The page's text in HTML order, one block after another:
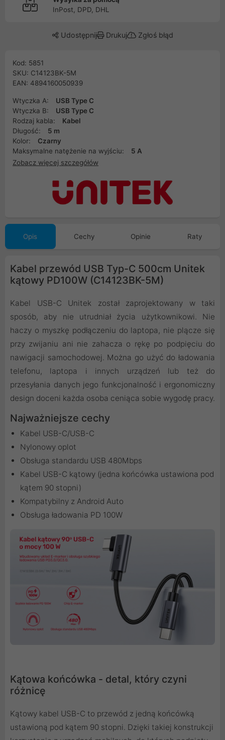
InPost, DPD, DHL
Udostępnij Drukuj Zgłoś błąd
Kod: 5851
SKU: C14123BK-5M
EAN: 4894160050939
Wtyczka A:
USB Type C
Wtyczka B:
USB Type C
Rodzaj kabla:
Kabel
Długość:
5 m
Kolor:
Czarny
Maksymalne natężenie na wyjściu:
5 A
Zobacz więcej szczegółów
Opis Cechy Opinie Raty
Kabel przewód USB Typ-C 500cm Unitek
kątowy PD100W (C14123BK-5M)
Kabel USB-C Unitek został zaprojektowany w taki
sposób, aby nie utrudniał życia użytkownikowi. Nie
haczy o myszkę podłączeniu do laptopa, nie plącze się
przy zwijaniu ani nie zahacza o rękę po podpięciu do
nawigacji samochodowej. Można go użyć do ładowania
telefonu, laptopa i innych urządzeń lub też do
przesyłania danych jego funkcjonalność i ergonomiczny
design doceni każda osoba ceniąca sobie wygodę pracy.
Najważniejsze cechy
Kabel USB-C/USB-C
Nylonowy oplot
Obsługa standardu USB 480Mbps
Kabel USB-C kątowy (jedna końcówka ustawiona pod
kątem 90 stopni)
Kompatybilny z Android Auto
Obsługa ładowania PD 100W
Kątowa końcówka - detal, który czyni
różnicę
Kątowy kabel USB-C to przewód z jedną końcówką
ustawioną pod kątem 90 stopni. Dzięki takiej konstrukcji